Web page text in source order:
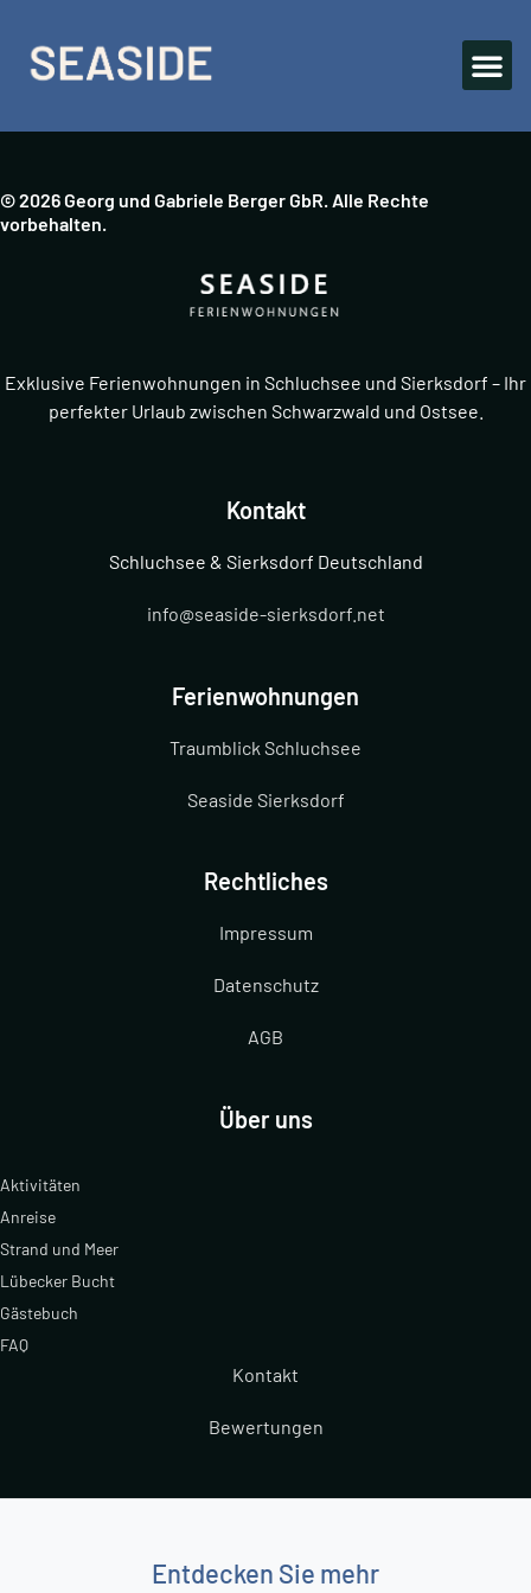
© 2026 Georg und Gabriele Berger GbR. Alle Rechte
vorbehalten.
Exklusive Ferienwohnungen in Schluchsee und Sierksdorf – Ihr
perfekter Urlaub zwischen Schwarzwald und Ostsee.
Kontakt
Schluchsee & Sierksdorf Deutschland
info@seaside-sierksdorf.net
Ferienwohnungen
Traumblick Schluchsee
Seaside Sierksdorf
Rechtliches
Impressum
Datenschutz
AGB
Über uns
Aktivitäten
Anreise
Strand und Meer
Lübecker Bucht
Gästebuch
FAQ
Kontakt
Bewertungen
Entdecken Sie mehr